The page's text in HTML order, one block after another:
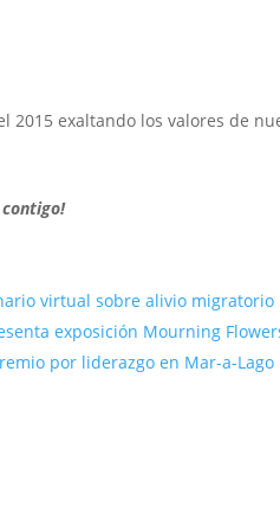
2015 exaltando los valores de
contigo!
virtual sobre alivio migratorio
exposición Mourning
por liderazgo en Mar-a-Lago